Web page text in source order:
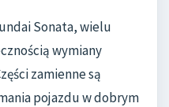
Sonata, wielu
wymiany
zamienne są
pojazdu w dobrym